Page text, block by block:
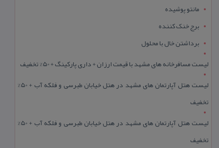
مانتو پوشیده
برج خنک کننده
برداشتن خال با محلول
لیست مسافرخانه های مشهد با قیمت ارزان + داری پارکینگ + 50% تخفیف
لیست هتل آپارتمان های مشهد در هتل خیابان طبرسی و فلکه آب + 50%
تخفیف
لیست هتل آپارتمان های مشهد در هتل خیابان طبرسی و فلکه آب + 50%
تخفیف